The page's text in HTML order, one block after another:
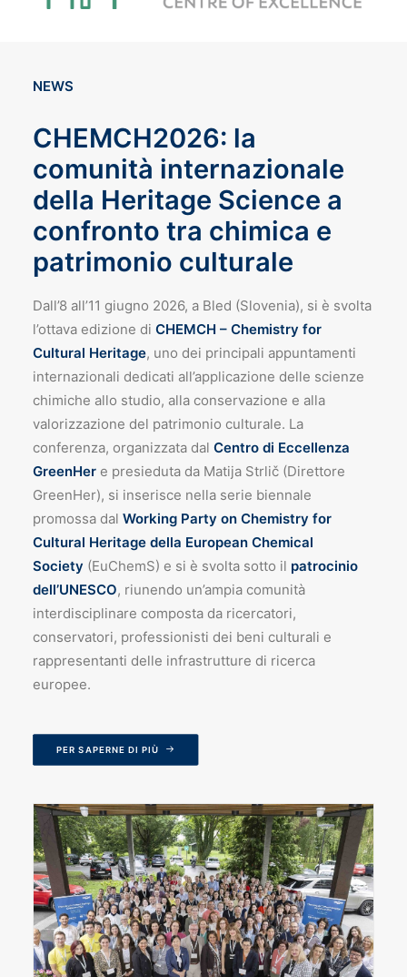
NEWS
CHEMCH2026: la
comunità internazionale
della Heritage Science a
confronto tra chimica e
patrimonio culturale
Dall’8 all’11 giugno 2026, a Bled (Slovenia), si è svolta
l’ottava edizione di CHEMCH – Chemistry for
Cultural Heritage, uno dei principali appuntamenti
internazionali dedicati all’applicazione delle scienze
chimiche allo studio, alla conservazione e alla
valorizzazione del patrimonio culturale. La
conferenza, organizzata dal Centro di Eccellenza
GreenHer e presieduta da Matija Strlič (Direttore
GreenHer), si inserisce nella serie biennale
promossa dal Working Party on Chemistry for
Cultural Heritage della European Chemical
Society (EuChemS) e si è svolta sotto il patrocinio
dell’UNESCO, riunendo un’ampia comunità
interdisciplinare composta da ricercatori,
conservatori, professionisti dei beni culturali e
rappresentanti delle infrastrutture di ricerca
europee.
PER SAPERNE DI PIÙ